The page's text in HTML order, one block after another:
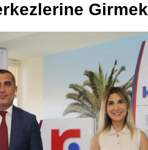
Girmek